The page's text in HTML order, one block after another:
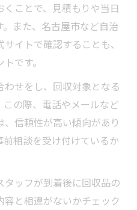
ことで、見積もりや当日
また、名古屋市など自治
イトで確認することも、
です。
せをし、回収対象となる
の際、電話やメールなど
信頼性が高い傾向があり
相談を受け付けているか
ッフが到着後に回収品の
と相違がないかチェック